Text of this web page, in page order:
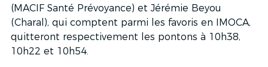
(MACIF Santé Prévoyance) et Jérémie Beyou
(Charal), qui comptent parmi les favoris en IMOCA,
quitteront respectivement les pontons à 10h38,
10h22 et 10h54.